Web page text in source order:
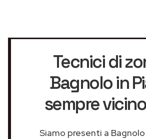
Tecnici di
Bagnolo in
sempre
Siamo presenti a